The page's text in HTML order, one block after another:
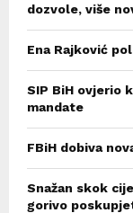
dozvole, više
Ena Rajković
SIP BiH ovjerio
mandate
FBiH dobiva
Snažan skok
gorivo